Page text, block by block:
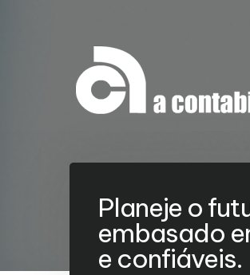
Planeje o
embasado
e confiáveis.